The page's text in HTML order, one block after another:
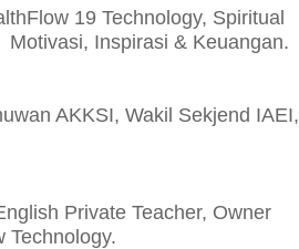
19 Technology, Spiritual
Inspirasi & Keuangan.
AKKSI, Wakil Sekjend IAEI,
Private Teacher, Owner
Technology.